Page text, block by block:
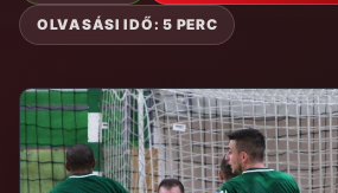
OLVASÁSI IDŐ: 5 PERC